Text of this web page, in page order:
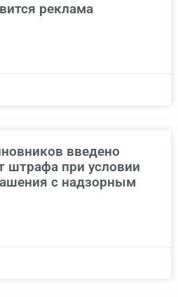
реклама
введено
штрафа при условии
с надзорным